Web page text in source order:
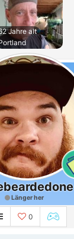
Jahre alt
Länger her
0